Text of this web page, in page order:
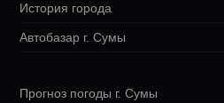
История города
Автобазар г. Сумы
Прогноз погоды г. Сумы